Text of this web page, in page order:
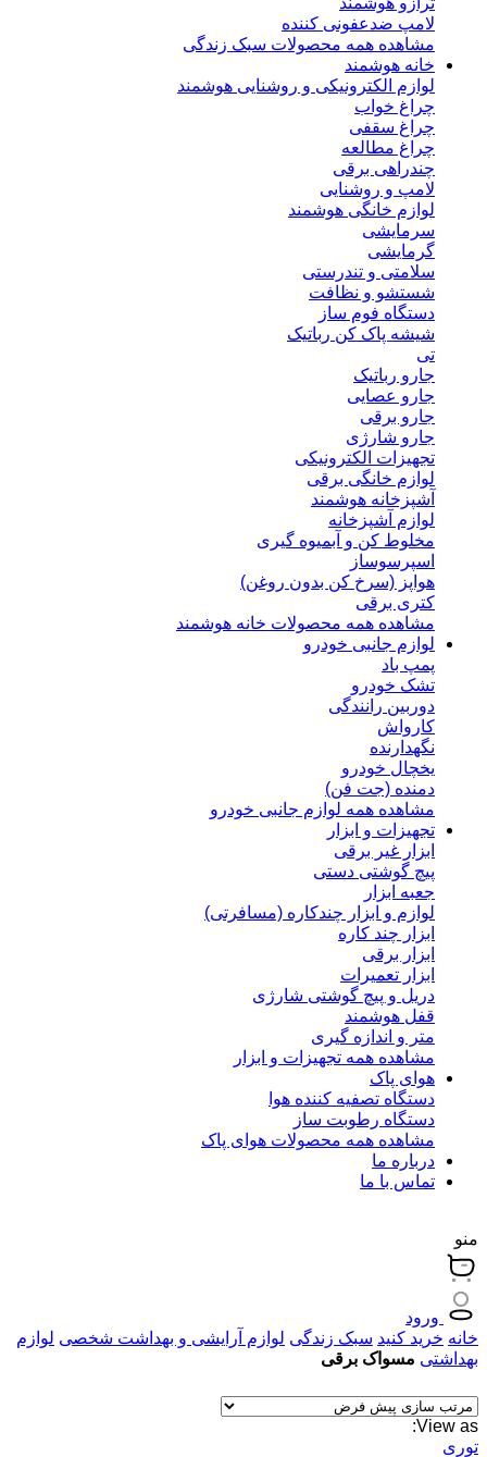
لامپ ضدعفونی کننده
مشاهده همه محصولات سبک زندگی
خانه هوشمند
لوازم الکترونیکی و روشنایی هوشمند
چراغ خواب
چراغ سقفی
چراغ مطالعه
چندراهی برقی
لامپ و روشنایی
لوازم خانگی هوشمند
سرمایشی
گرمایشی
سلامتی و تندرستی
شستشو و نظافت
دستگاه فوم ساز
شیشه پاک کن رباتیک
تی
جارو رباتیک
جارو عصایی
جارو برقی
جارو شارژی
تجهیزات الکترونیکی
لوازم خانگی برقی
آشپزخانه هوشمند
لوازم آشپزخانه
مخلوط کن و آبمیوه گیری
اسپرسوساز
هواپز (سرخ کن بدون روغن)
کتری برقی
مشاهده همه محصولات خانه هوشمند
لوازم جانبی خودرو
پمپ باد
تشک خودرو
دوربین رانندگی
کارواش
نگهدارنده
یخچال خودرو
دمنده (جت فن)
مشاهده همه لوازم جانبی خودرو
تجهیزات و ابزار
ابزار غیر برقی
پیچ گوشتی دستی
جعبه ابزار
لوازم و ابزار چندکاره (مسافرتی)
ابزار چند کاره
ابزار برقی
ابزار تعمیرات
دریل و پیچ گوشتی شارژی
قفل هوشمند
متر و اندازه گیری
مشاهده همه تجهیزات و ابزار
هوای پاک
دستگاه تصفیه کننده هوا
دستگاه رطوبت ساز
مشاهده همه محصولات هوای پاک
درباره ما
تماس با ما
منو
ورود
خانه خرید کنید سبک زندگی لوازم آرایشی و بهداشت شخصی لوازم
بهداشتی مسواک برقی
View as:
توری